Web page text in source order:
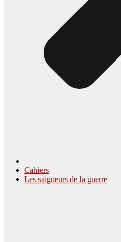
Cahiers
Les saigneurs de la guerre